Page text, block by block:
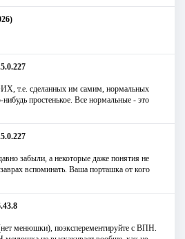
т.е. сделанных им самим, нормальных
простенькое. Все нормальные - это
забыли, а некоторые даже понятия не
вспоминать. Ваша порташка от кого
менюшки), поэксперементируйте с ВПН.